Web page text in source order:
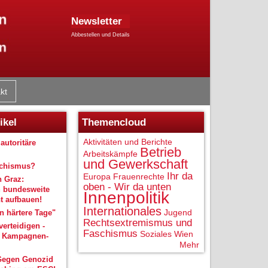
Newsletter
Abbestellen und Details
Graz:
bundesweite
aufbauen!
härtere Tage"
-
Genozid
Themencloud
Aktivitäten und Berichte
Arbeitskämpfe Betrieb
und Gewerkschaft
Europa Frauenrechte Ihr da
oben - Wir da unten
Innenpolitik
Internationales Jugend
Rechtsextremismus und
Faschismus Soziales Wien
Mehr